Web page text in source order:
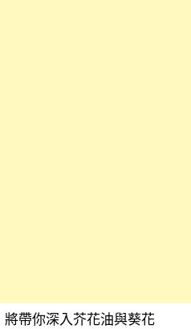
帶你深入芥花油與葵花